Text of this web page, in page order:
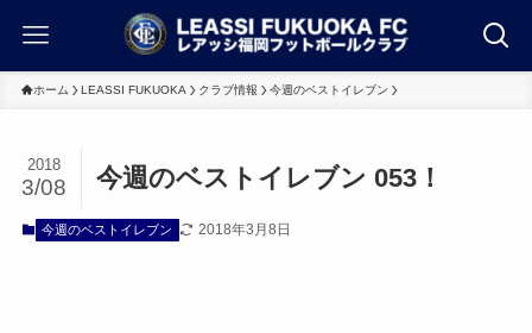
ホーム LEASSI FUKUOKA クラブ情報 今週のベストイレブン
今週のベストイレブン 053！
2018
3/08
今週のベストイレブン 2018年3月8日